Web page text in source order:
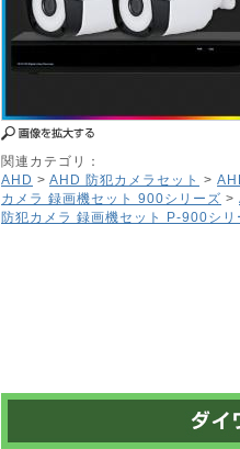
関連カテゴリ：
AHD > AHD 防犯カメラセット >
カメラ 録画機セット 900シリーズ >
防犯カメラ 録画機セット P-900シリ